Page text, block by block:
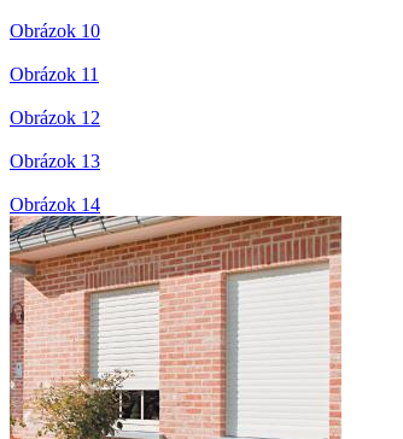
Obrázok 10
Obrázok 11
Obrázok 12
Obrázok 13
Obrázok 14